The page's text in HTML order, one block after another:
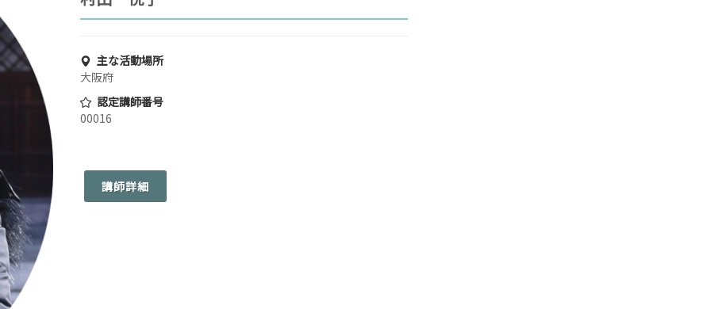
主な活動場所
大阪府
認定講師番号
00016
講師詳細